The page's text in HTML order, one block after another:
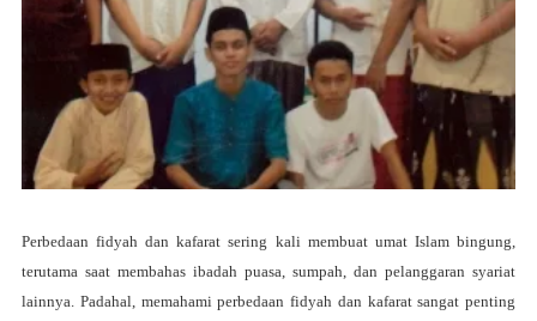
Perbedaan fidyah dan kafarat sering kali membuat umat Islam bingung,
terutama saat membahas ibadah puasa, sumpah, dan pelanggaran syariat
lainnya. Padahal, memahami perbedaan fidyah dan kafarat sangat penting